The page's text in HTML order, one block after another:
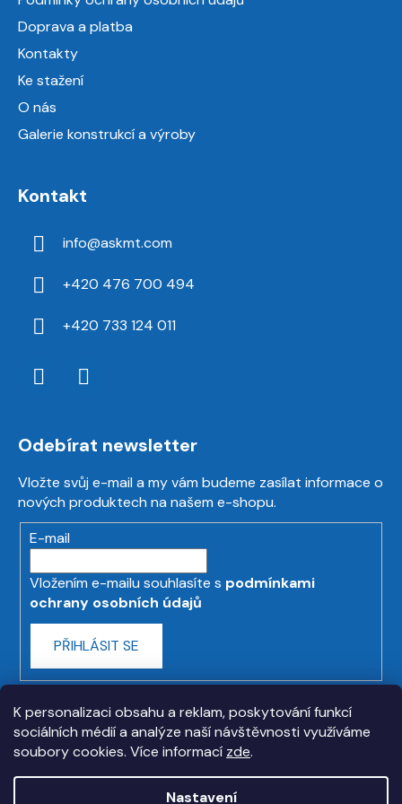
K personalizaci obsahu a reklam, poskytování funkcí
sociálních médií a analýze naší návštěvnosti využíváme
soubory cookies. Více informací zde.
Nastavení
Doprava a platba
Kontakty
Ke stažení
O nás
Galerie konstrukcí a výroby
Kontakt
info@askmt.com
+420 476 700 494
+420 733 124 011
Odebírat newsletter
Vložte svůj e-mail a my vám budeme zasílat informace o
nových produktech na našem e-shopu.
E-mail
Vložením e-mailu souhlasíte s podmínkami
ochrany osobních údajů
PŘIHLÁSIT SE